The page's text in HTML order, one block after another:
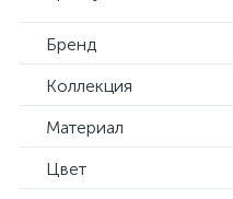
Бренд
Коллекция
Материал
Цвет